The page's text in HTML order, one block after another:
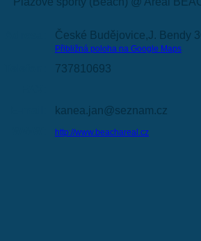
České Budějovice,J. Bendy
Přibližná poloha na Google Maps
737810693
kanea.jan@seznam.cz
http://www.beachareal.cz